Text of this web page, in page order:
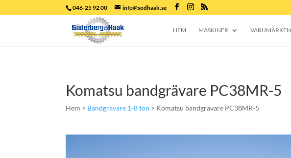
046-25 92 00 info@sodhaak.se
HEM MASKINER VARUMÄRKEN
Komatsu bandgrävare PC38MR-5
Hem > Bandgrävare 1-8 ton > Komatsu bandgrävare PC38MR-5